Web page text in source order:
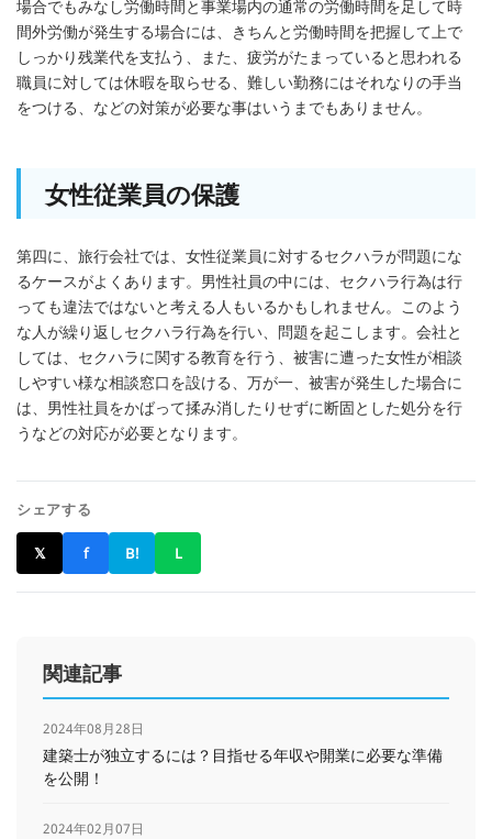
場合でもみなし労働時間と事業場内の通常の労働時間を足して時
間外労働が発生する場合には、きちんと労働時間を把握して上で
しっかり残業代を支払う、また、疲労がたまっていると思われる
職員に対しては休暇を取らせる、難しい勤務にはそれなりの手当
をつける、などの対策が必要な事はいうまでもありません。
女性従業員の保護
第四に、旅行会社では、女性従業員に対するセクハラが問題にな
るケースがよくあります。男性社員の中には、セクハラ行為は行
っても違法ではないと考える人もいるかもしれません。このよう
な人が繰り返しセクハラ行為を行い、問題を起こします。会社と
しては、セクハラに関する教育を行う、被害に遭った女性が相談
しやすい様な相談窓口を設ける、万が一、被害が発生した場合に
は、男性社員をかばって揉み消したりせずに断固とした処分を行
うなどの対応が必要となります。
シェアする
𝕏 f B! L
関連記事
2024年08月28日
建築士が独立するには？目指せる年収や開業に必要な準備
を公開！
2024年02月07日